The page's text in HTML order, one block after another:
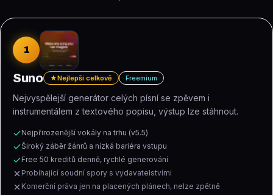
1
Suno ★Nejlepší celkově Freemium
Nejvyspělejší generátor celých písní se zpěvem i
instrumentálem z textového popisu, výstup lze stáhnout.
Nejpřirozenější vokály na trhu (v5.5)
Široký záběr žánrů a nízká bariéra vstupu
Free 50 kreditů denně, rychlé generování
Probíhající soudní spory s vydavatelstvími
Komerční práva jen na placených plánech, nelze zpětně